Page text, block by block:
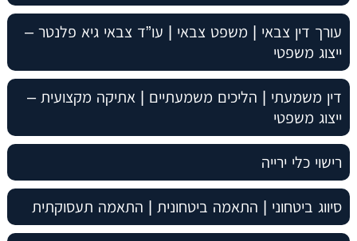
עורך דין צבאי | משפט צבאי | עו”ד צבאי גיא פלנטר –
ייצוג משפטי
דין משמעתי | הליכים משמעתיים | אתיקה מקצועית –
ייצוג משפטי
רישוי כלי ירייה
סיווג ביטחוני | התאמה ביטחונית | התאמה תעסוקתית